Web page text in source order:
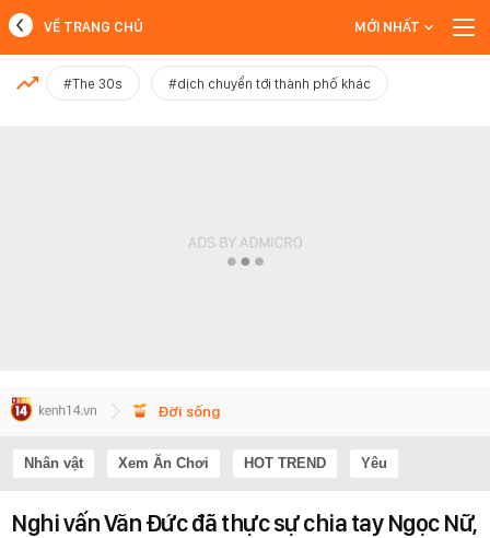
MỚI NHẤT
VỀ TRANG CHỦ MỚI NHẤT
#The 30s #dịch chuyển tới thành phố khác
Đời sống
Nhân vật Xem Ăn Chơi HOT TREND Yêu
Nghi vấn Văn Đức đã thực sự chia tay Ngọc Nữ,